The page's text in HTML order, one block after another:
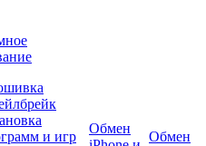
и игр
Обмен
Обмен